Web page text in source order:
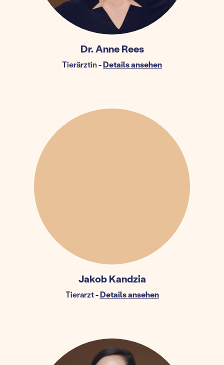
Dr. Anne Rees
Tierärztin-Details ansehen
Jakob Kandzia
Tierarzt-Details ansehen